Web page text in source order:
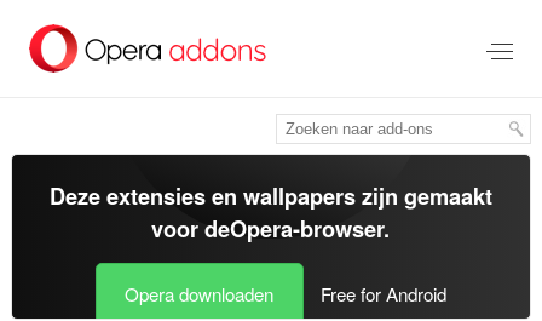
tekst
springen
Deze extensies en wallpapers zijn gemaakt
voor deOpera-browser.
Opera downloaden Free for Android